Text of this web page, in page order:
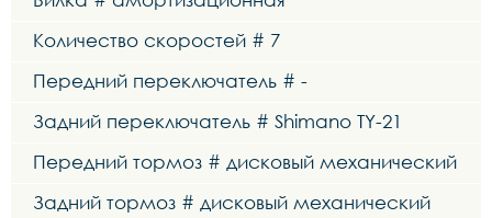
Количество скоростей # 7
Передний переключатель # -
Задний переключатель # Shimano TY-21
Передний тормоз # дисковый механический
Задний тормоз # дисковый механический